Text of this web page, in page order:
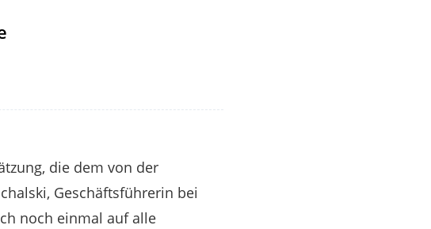
die dem von der
Geschäftsführerin bei
noch einmal auf alle